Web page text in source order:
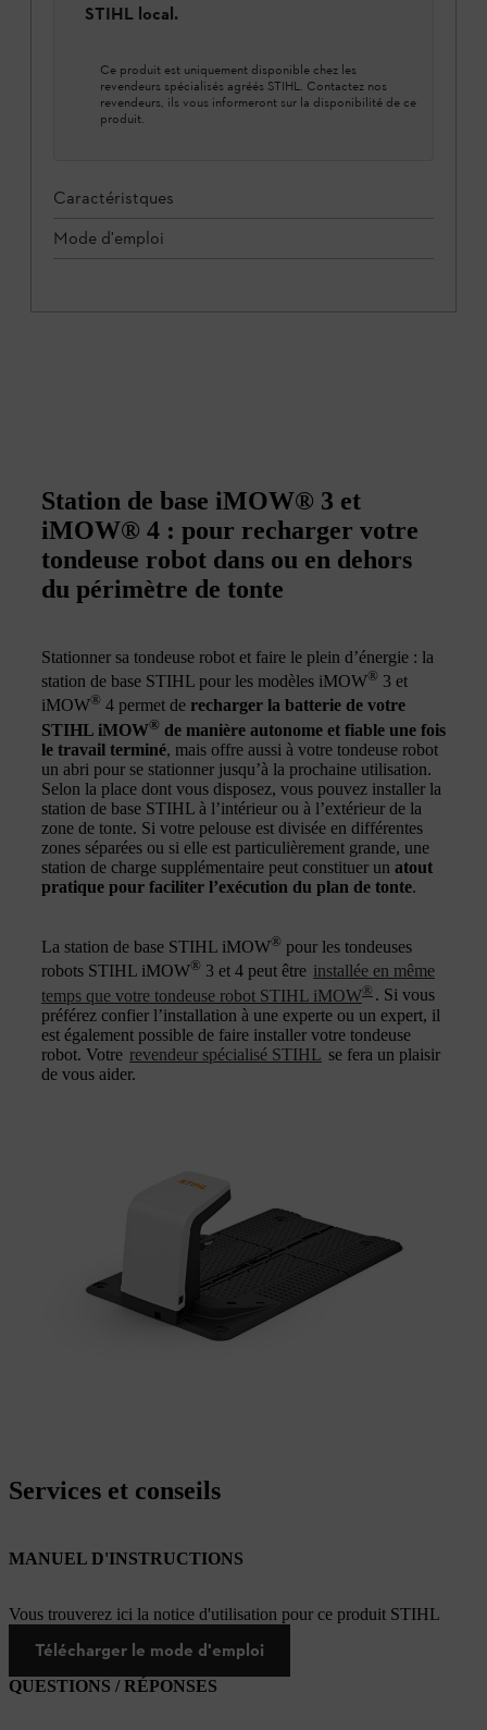
STIHL local.
Ce produit est uniquement disponible chez les
revendeurs spécialisés agréés STIHL. Contactez nos
revendeurs, ils vous informeront sur la disponibilité de ce
produit.
Caractéristques
Mode d'emploi
Station de base iMOW® 3 et
iMOW® 4 : pour recharger votre
tondeuse robot dans ou en dehors
du périmètre de tonte
Stationner sa tondeuse robot et faire le plein d’énergie : la
station de base STIHL pour les modèles iMOW® 3 et
iMOW® 4 permet de recharger la batterie de votre
STIHL iMOW® de manière autonome et fiable une fois
le travail terminé, mais offre aussi à votre tondeuse robot
un abri pour se stationner jusqu’à la prochaine utilisation.
Selon la place dont vous disposez, vous pouvez installer la
station de base STIHL à l’intérieur ou à l’extérieur de la
zone de tonte. Si votre pelouse est divisée en différentes
zones séparées ou si elle est particulièrement grande, une
station de charge supplémentaire peut constituer un atout
pratique pour faciliter l’exécution du plan de tonte.
La station de base STIHL iMOW® pour les tondeuses
robots STIHL iMOW® 3 et 4 peut être installée en même
temps que votre tondeuse robot STIHL iMOW® . Si vous
préférez confier l’installation à une experte ou un expert, il
est également possible de faire installer votre tondeuse
robot. Votre revendeur spécialisé STIHL se fera un plaisir
de vous aider.
Services et conseils
MANUEL D'INSTRUCTIONS
Vous trouverez ici la notice d'utilisation pour ce produit STIHL
Télécharger le mode d'emploi
QUESTIONS / RÉPONSES